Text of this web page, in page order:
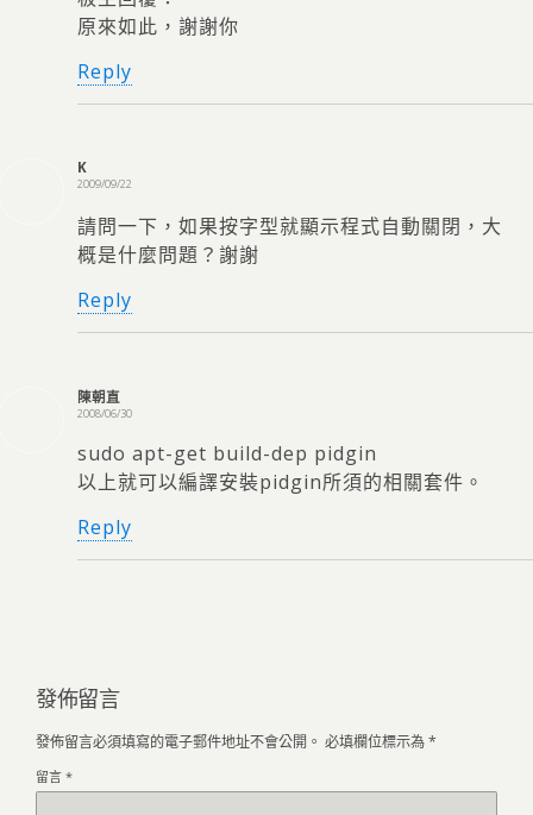
原來如此，謝謝你
Reply
K
2009/09/22
請問一下，如果按字型就顯示程式自動關閉，大
概是什麼問題？謝謝
Reply
陳朝直
2008/06/30
sudo apt-get build-dep pidgin
以上就可以編譯安裝pidgin所須的相關套件。
Reply
發佈留言
發佈留言必須填寫的電子郵件地址不會公開。 必填欄位標示為*
留言 *